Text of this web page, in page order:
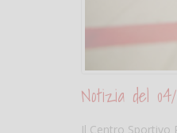
Notizia del 04/
Il Centro Sportivo